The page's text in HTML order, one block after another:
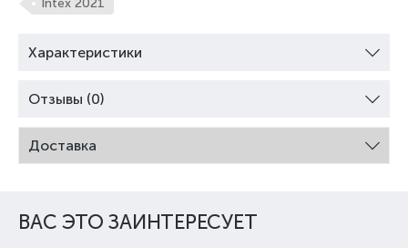
Intex 2021
Характеристики
Отзывы (0)
Доставка
ВАС ЭТО ЗАИНТЕРЕСУЕТ